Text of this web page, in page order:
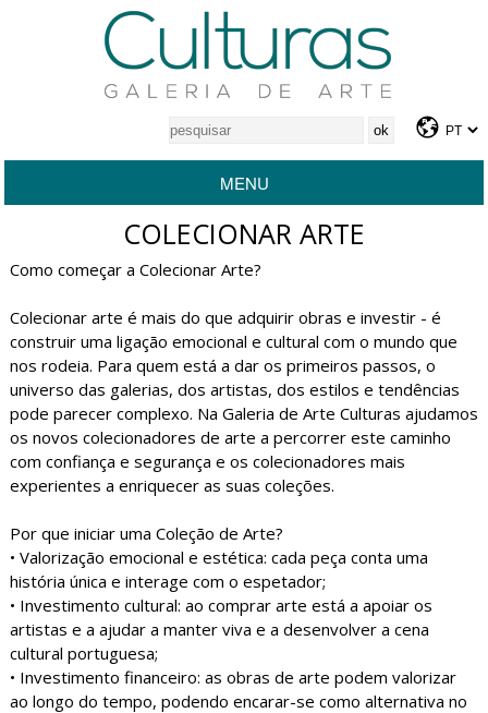
MENU
COLECIONAR ARTE
Como começar a Colecionar Arte?
Colecionar arte é mais do que adquirir obras e investir - é
construir uma ligação emocional e cultural com o mundo que
nos rodeia. Para quem está a dar os primeiros passos, o
universo das galerias, dos artistas, dos estilos e tendências
pode parecer complexo. Na Galeria de Arte Culturas ajudamos
os novos colecionadores de arte a percorrer este caminho
com confiança e segurança e os colecionadores mais
experientes a enriquecer as suas coleções.
Por que iniciar uma Coleção de Arte?
• Valorização emocional e estética: cada peça conta uma
história única e interage com o espetador;
• Investimento cultural: ao comprar arte está a apoiar os
artistas e a ajudar a manter viva e a desenvolver a cena
cultural portuguesa;
• Investimento financeiro: as obras de arte podem valorizar
ao longo do tempo, podendo encarar-se como alternativa no